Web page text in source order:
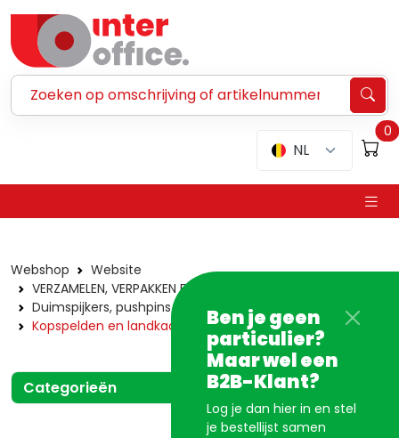
NL
0
Ben je geen
particulier?
Maar wel een
B2B-Klant?
Log je dan hier in en stel
je bestellijst samen
Webshop
Website
VERZAMELEN, VERPAKKEN EN VERZENDEN
Duimspijkers, pushpins en spelden
Kopspelden en landkaartspelden
Categorieën